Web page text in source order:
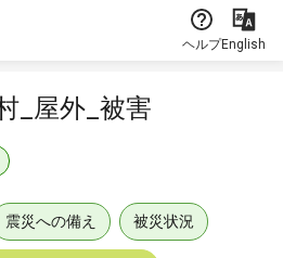
ヘルプEnglish
_屋外_被害
震災への備え 被災状況